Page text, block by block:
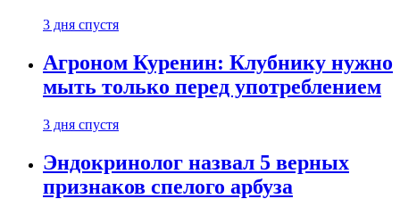
3 дня спустя
Агроном Куренин: Клубнику нужно
мыть только перед употреблением
3 дня спустя
Эндокринолог назвал 5 верных
признаков спелого арбуза